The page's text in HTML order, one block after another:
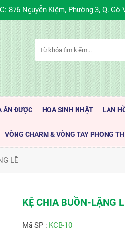
876 Nguyễn Kiệm, Phường 3, Q. Gò
ĂN ĐƯỢC HOA SINH NHẬT LAN
VÒNG CHARM & VÒNG TAY PHONG
LẼ
KỆ CHIA BUỒN-LẶNG
Mã SP : KCB-10